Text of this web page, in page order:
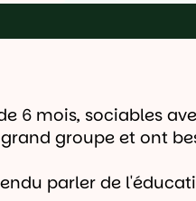
6 mois, sociables
groupe et ont
parler de